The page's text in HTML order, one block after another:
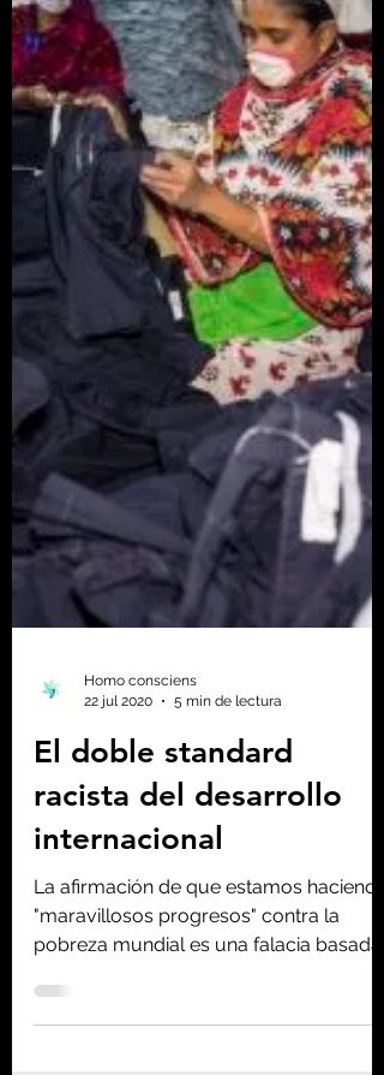
Homo consciens
El doble standard
racista del desarrollo
internacional